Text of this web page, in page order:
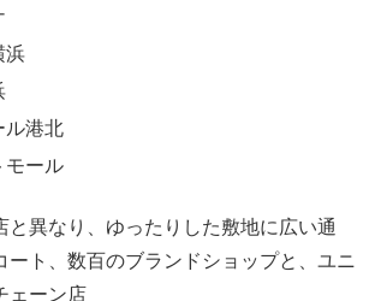
浜
ル港北
モール
と異なり、ゆったりした敷地に広い通
ート、数百のブランドショップと、ユニ
ェーン店